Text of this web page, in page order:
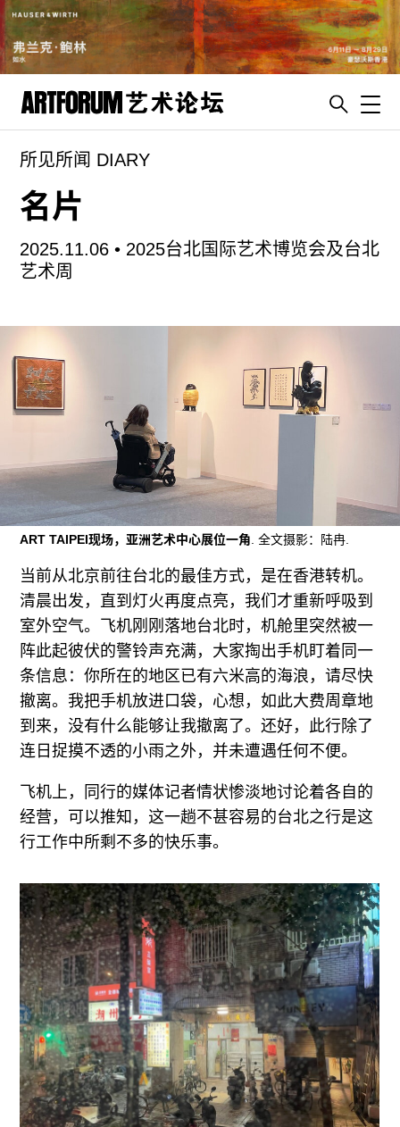
artguide
新闻
展评
杂志
ENGLISH
ART & EDUCATION
广告
往期内容
联系我们
关注我们
所见所闻 DIARY
名片
2025.11.06 • 2025台北国际艺术博览会及台北
艺术周
ART TAIPEI现场，亚洲艺术中心展位一角 . 全文摄影：陆冉.
当前从北京前往台北的最佳方式，是在香港转机。
清晨出发，直到灯火再度点亮，我们才重新呼吸到
室外空气。飞机刚刚落地台北时，机舱里突然被一
阵此起彼伏的警铃声充满，大家掏出手机盯着同一
条信息：你所在的地区已有六米高的海浪，请尽快
撤离。我把手机放进口袋，心想，如此大费周章地
到来，没有什么能够让我撤离了。还好，此行除了
连日捉摸不透的小雨之外，并未遭遇任何不便。
飞机上，同行的媒体记者情状惨淡地讨论着各自的
经营，可以推知，这一趟不甚容易的台北之行是这
行工作中所剩不多的快乐事。